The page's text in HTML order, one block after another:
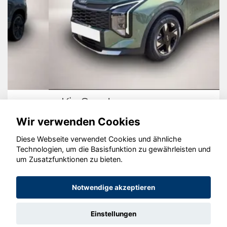
Kia Sportage
© konjunkturmotor.de GmbH 2020 - 2026
Wir verwenden Cookies
Diese Webseite verwendet Cookies und ähnliche
Technologien, um die Basisfunktion zu gewährleisten und
um Zusatzfunktionen zu bieten.
Notwendige akzeptieren
Einstellungen